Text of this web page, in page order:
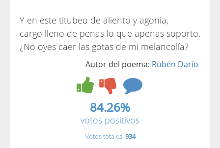
Y en este titubeo de aliento y agonía,
cargo lleno de penas lo que apenas soporto.
¿No oyes caer las gotas de mi melancolía?
Autor del poema: Rubén Darío
84.26%
votos positivos
Votos totales: 934